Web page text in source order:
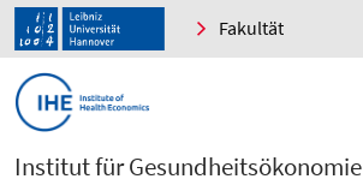
Fakultät
Institut für Gesundheitsökonomie